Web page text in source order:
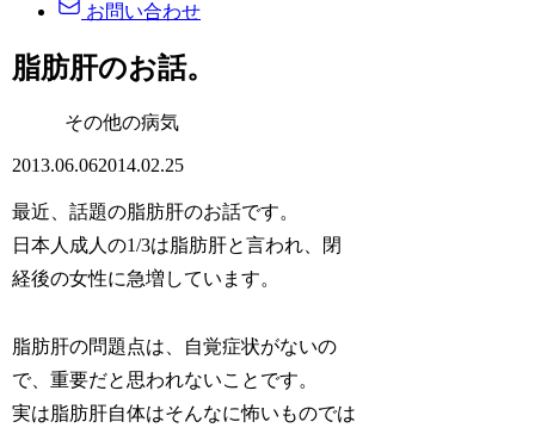
お問い合わせ
脂肪肝のお話。
その他の病気
2013.06.062014.02.25
最近、話題の脂肪肝のお話です。
日本人成人の1/3は脂肪肝と言われ、閉
経後の女性に急増しています。
脂肪肝の問題点は、自覚症状がないの
で、重要だと思われないことです。
実は脂肪肝自体はそんなに怖いものでは